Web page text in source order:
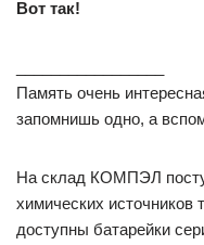
Вот так!
Память очень
запомнишь одно, а
На склад КОМПЭЛ
химических
доступны батарейки